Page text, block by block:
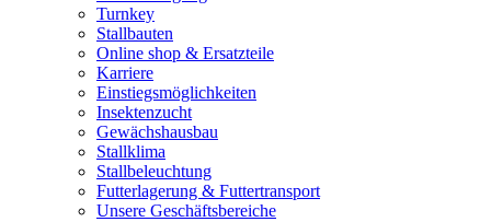
Turnkey
Stallbauten
Online shop & Ersatzteile
Karriere
Einstiegsmöglichkeiten
Insektenzucht
Gewächshausbau
Stallklima
Stallbeleuchtung
Futterlagerung & Futtertransport
Unsere Geschäftsbereiche